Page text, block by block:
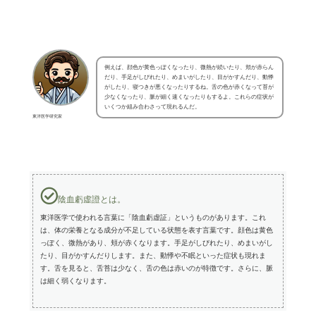
東洋医学研究家
例えば、顔色が黄色っぽくなったり、微熱が続いたり、頬が赤らん
だり、手足がしびれたり、めまいがしたり、目がかすんだり、動悸
がしたり、寝つきが悪くなったりするね。舌の色が赤くなって苔が
少なくなったり、脈が細く速くなったりもするよ。これらの症状が
いくつか組み合わさって現れるんだ。
陰血虧虛證とは。
東洋医学で使われる言葉に「陰血虧虚証」というものがあります。これ
は、体の栄養となる成分が不足している状態を表す言葉です。顔色は黄色
っぽく、微熱があり、頬が赤くなります。手足がしびれたり、めまいがし
たり、目がかすんだりします。また、動悸や不眠といった症状も現れま
す。舌を見ると、舌苔は少なく、舌の色は赤いのが特徴です。さらに、脈
は細く弱くなります。